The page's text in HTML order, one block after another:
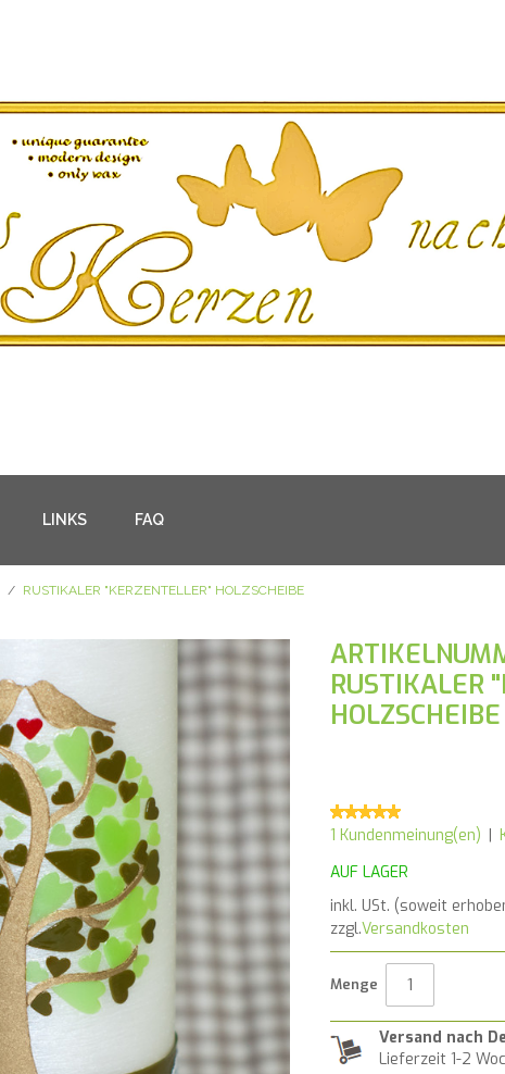
LINKS FAQ
/ RUSTIKALER "KERZENTELLER" HOLZSCHEIBE
RUSTIKALER
HOLZSCHEIBE
1 Kundenmeinung(en)
AUF LAGER
inkl. USt. (soweit
zzgl.Versandkosten
Menge
Versand nach
Lieferzeit 1-2